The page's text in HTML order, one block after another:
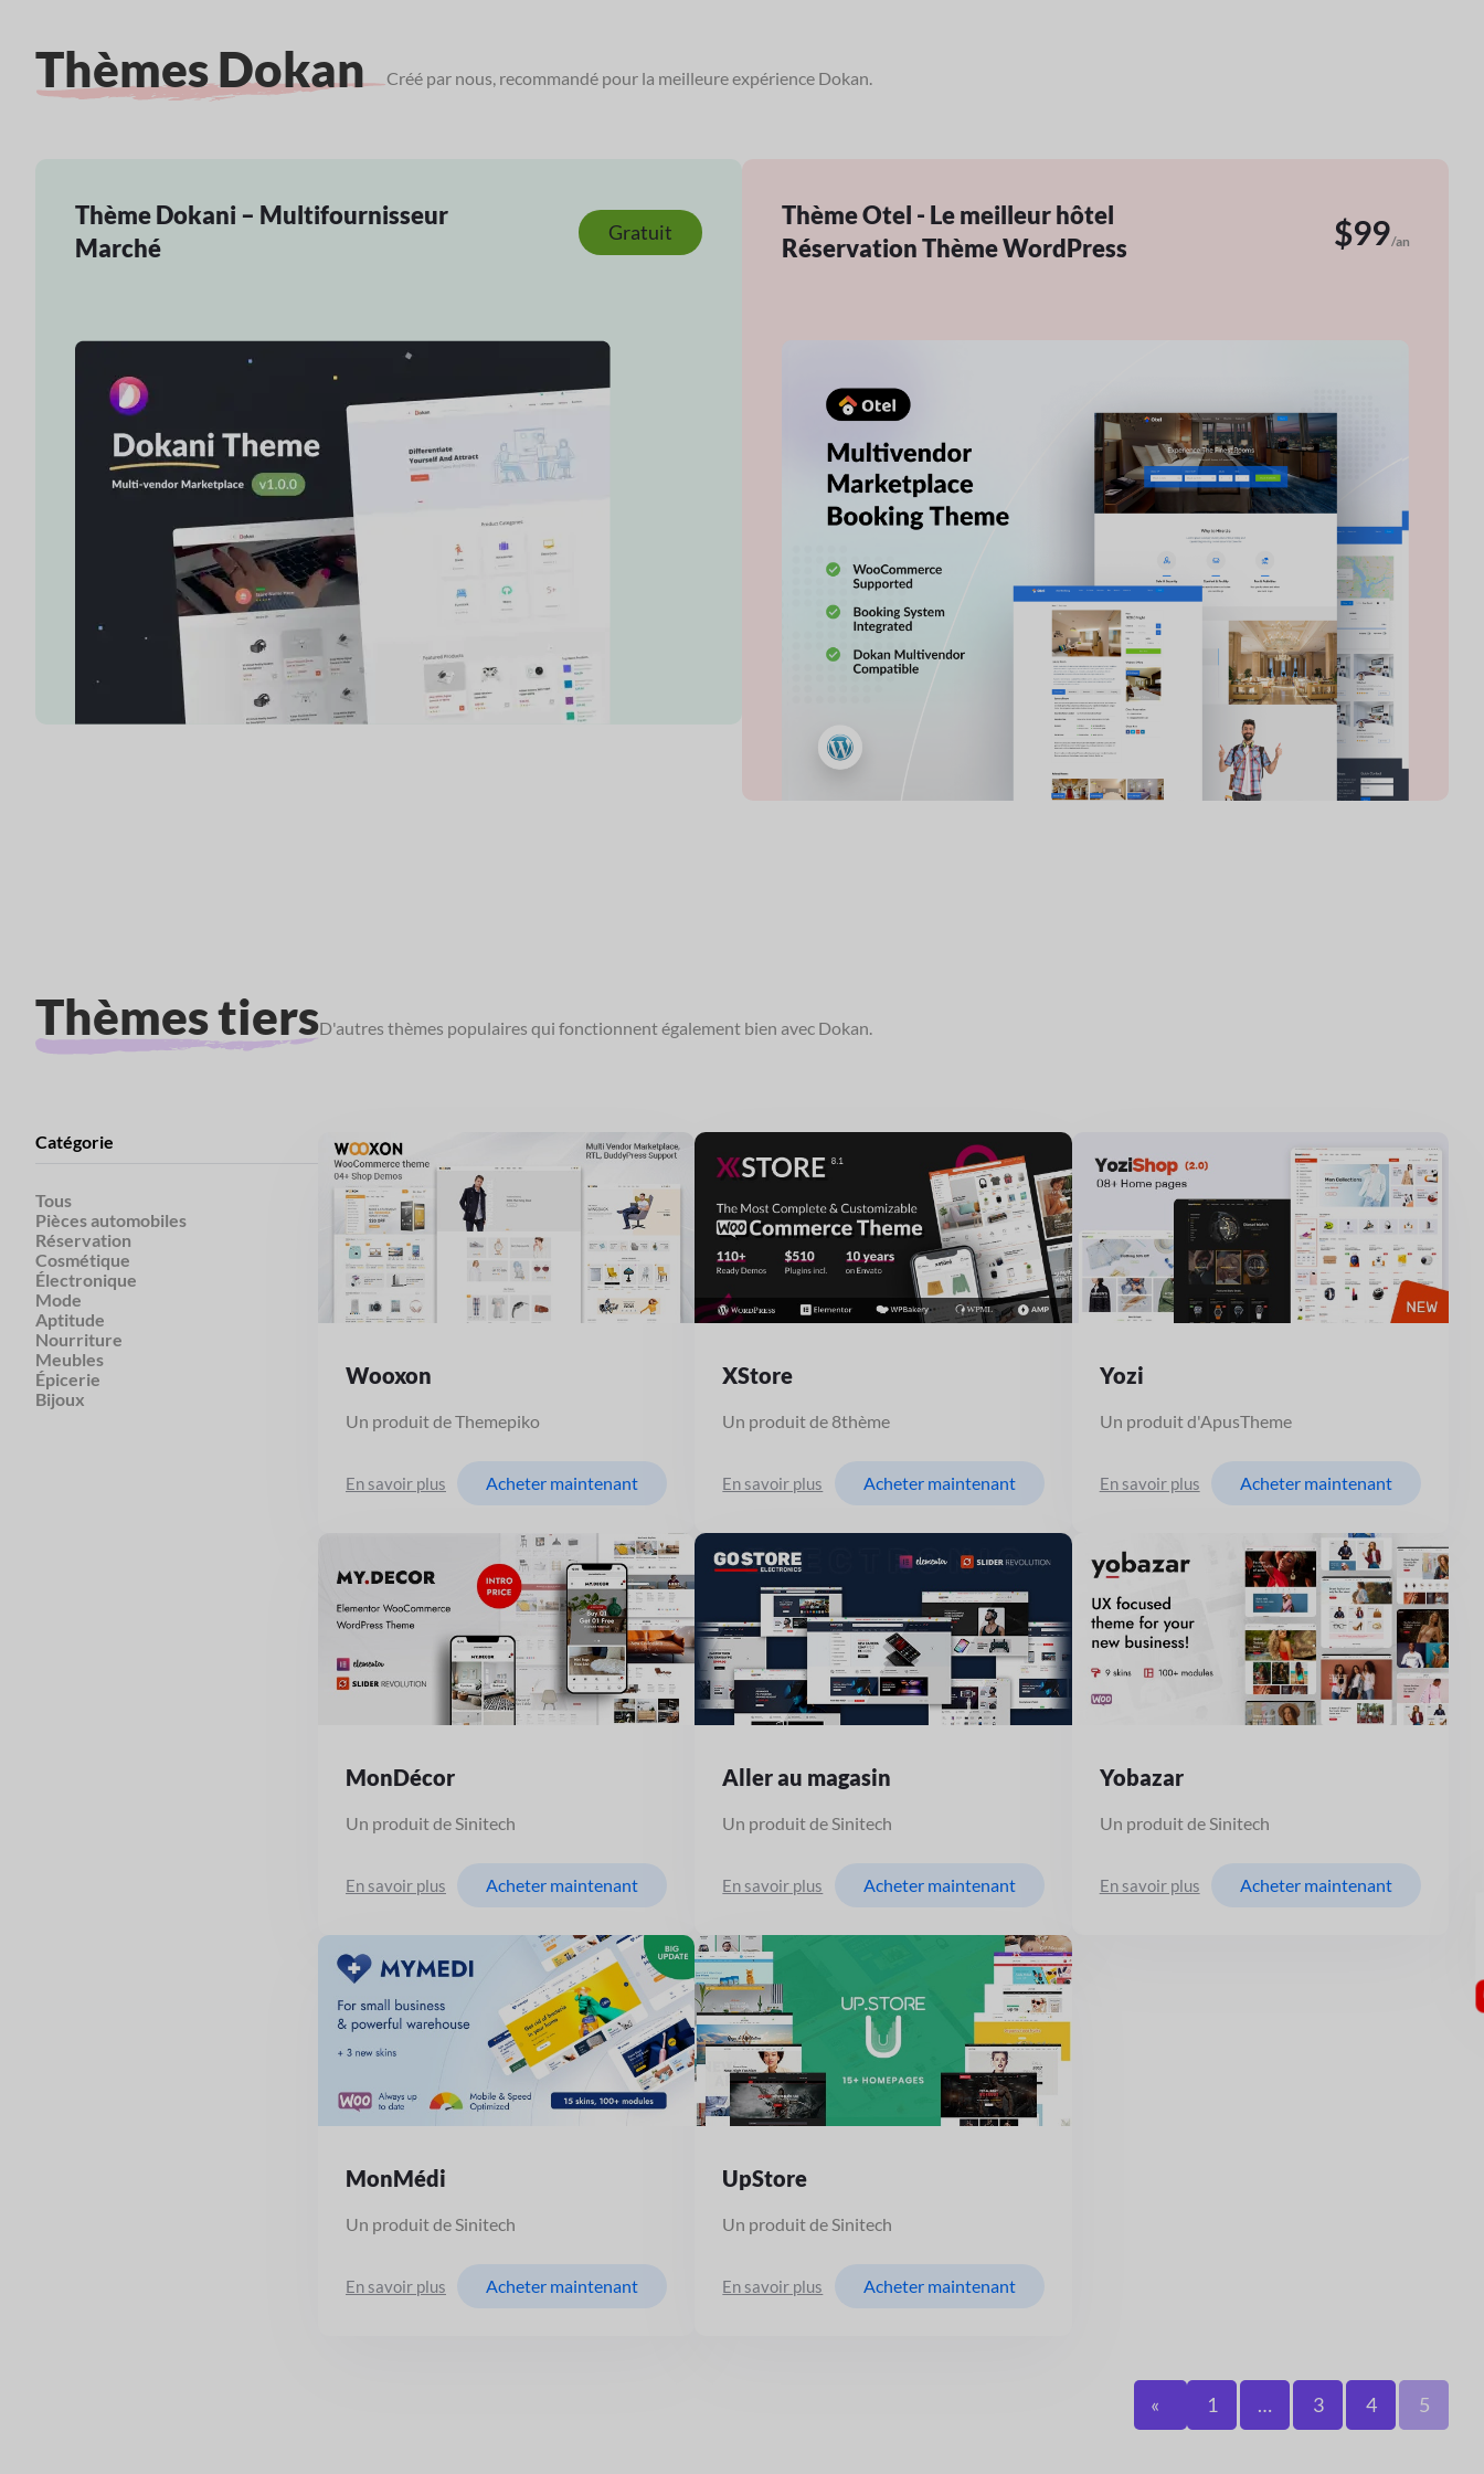
Thèmes Dokan Créé par nous, recommandé pour la meilleure expérience Dokan.
Thème Dokani – Multifournisseur
Marché
Gratuit
Thème Otel - Le meilleur hôtel
Réservation Thème WordPress
$99/an
Thèmes tiersD'autres thèmes populaires qui fonctionnent également bien avec Dokan.
Catégorie
Tous
Pièces automobiles
Réservation
Cosmétique
Électronique
Mode
Aptitude
Nourriture
Meubles
Épicerie
Bijoux
Wooxon
Un produit de Themepiko
En savoir plus Acheter maintenant
XStore
Un produit de 8thème
En savoir plus Acheter maintenant
Yozi
Un produit d'ApusTheme
En savoir plus Acheter maintenant
MonDécor
Un produit de Sinitech
En savoir plus Acheter maintenant
Aller au magasin
Un produit de Sinitech
En savoir plus Acheter maintenant
Yobazar
Un produit de Sinitech
En savoir plus Acheter maintenant
MonMédi
Un produit de Sinitech
En savoir plus Acheter maintenant
UpStore
Un produit de Sinitech
En savoir plus Acheter maintenant
« 1 … 3 4 5